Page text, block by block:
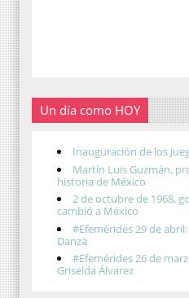
Un día como HOY
Inauguración de los
Martín Luis Guzmán,
historia de México
2 de octubre de 1968,
cambió a México
#Efemérides 29 de
Danza
#Efemérides 26 de
Griselda Álvarez